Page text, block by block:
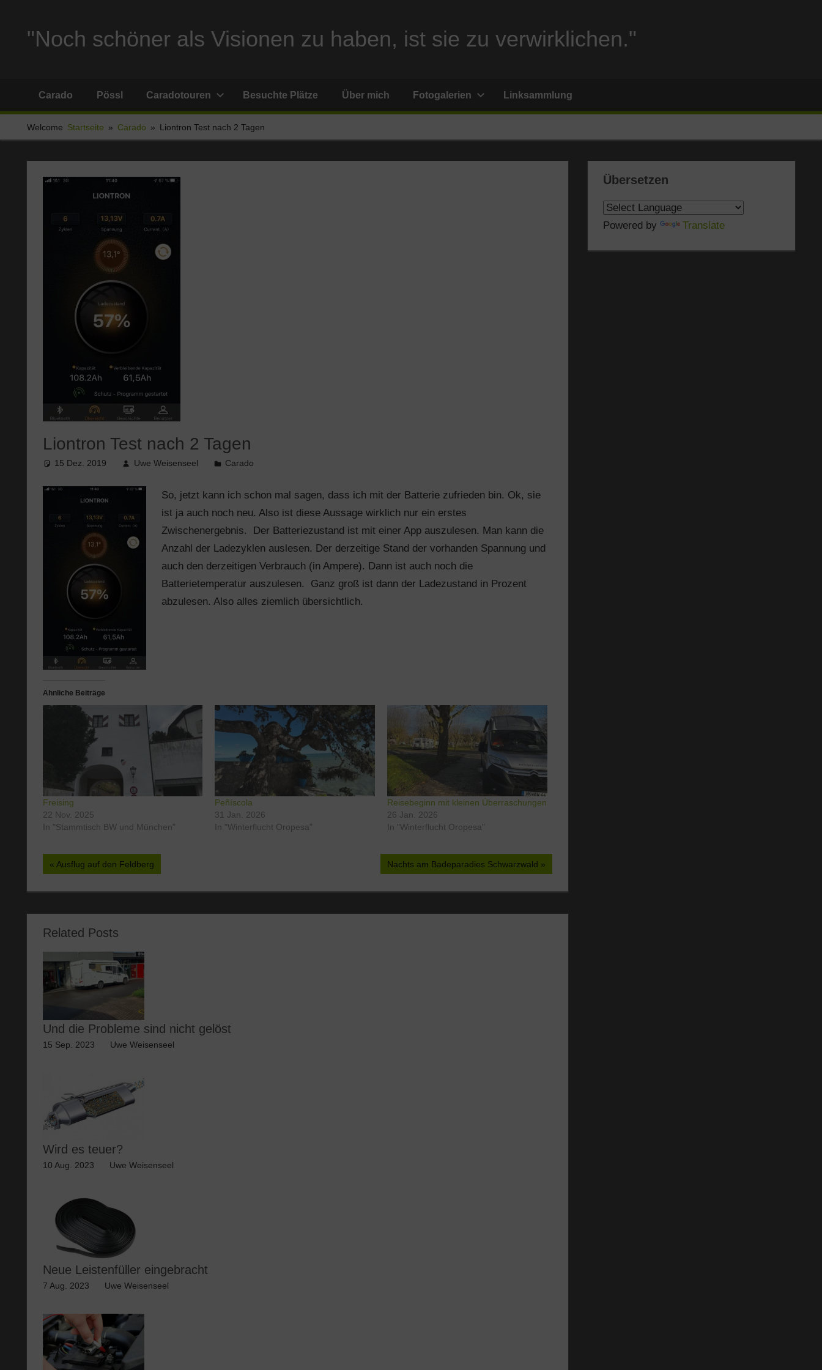
springen"Noch schöner als Visionen zu haben, ist sie zu verwirklichen."
Stellplatzberichte
und
alles
rund
Wohnmobil
Carado Pössl Caradotouren Besuchte Plätze Über mich Fotogalerien Linksammlung
Welcome Startseite Carado Liontron Test nach 2 Tagen
Liontron Test nach 2 Tagen
15 Dez. 2019 Uwe Weisenseel Carado
So, jetzt kann ich schon mal sagen, dass ich mit der Batterie zufrieden bin. Ok, sie
ist ja auch noch neu. Also ist diese Aussage wirklich nur ein erstes
Zwischenergebnis. Der Batteriezustand ist mit einer App auszulesen. Man kann die
Anzahl der Ladezyklen auslesen. Der derzeitige Stand der vorhanden Spannung und
auch den derzeitigen Verbrauch (in Ampere). Dann ist auch noch die
Batterietemperatur auszulesen. Ganz groß ist dann der Ladezustand in Prozent
abzulesen. Also alles ziemlich übersichtlich.
Ähnliche Beiträge
Freising
22 Nov. 2025
In "Stammtisch BW und München"
Peñíscola
31 Jan. 2026
In "Winterflucht Oropesa"
Reisebeginn mit kleinen Überraschungen
26 Jan. 2026
In "Winterflucht Oropesa"
Beitragsnavigation
Vorheriger
Ausflug auf den Feldberg
Nächster
Nachts am Badeparadies Schwarzwald
Related Posts
Und die Probleme sind nicht gelöst
15 Sep. 2023 Uwe Weisenseel
Wird es teuer?
10 Aug. 2023 Uwe Weisenseel
Neue Leistenfüller eingebracht
7 Aug. 2023 Uwe Weisenseel
Übersetzen
Powered by Translate